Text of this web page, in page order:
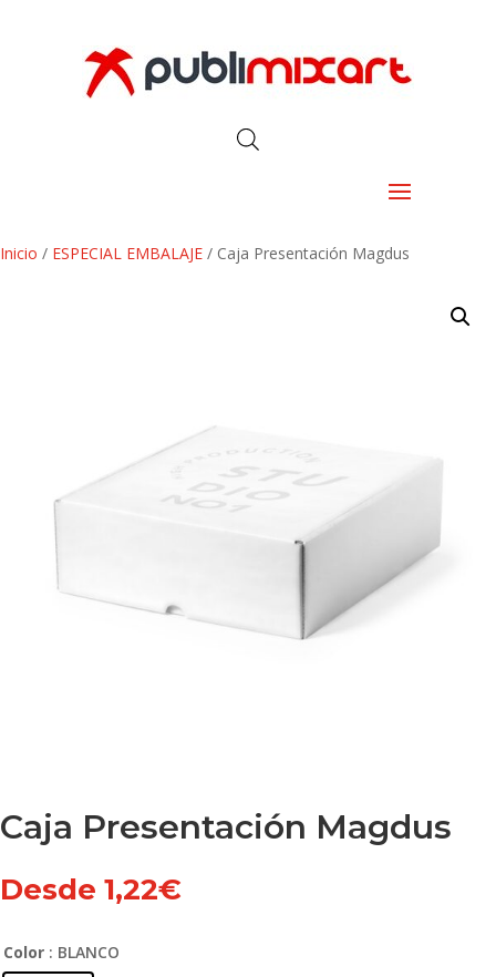
Inicio / ESPECIAL EMBALAJE / Caja Presentación Magdus
Caja Presentación Magdus
Desde 1,22€
Color : BLANCO